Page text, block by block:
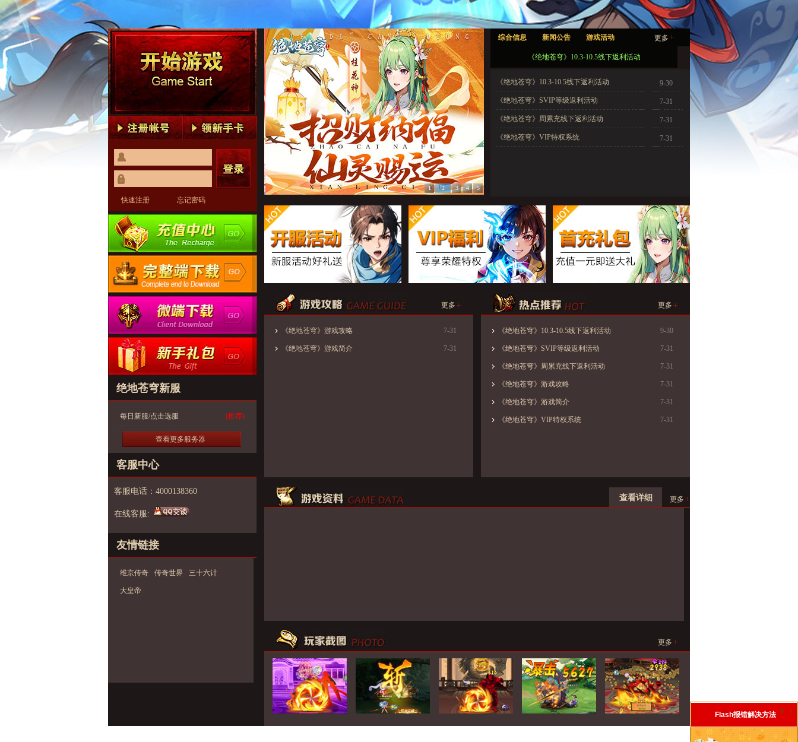
快速注册 忘记密码
绝地苍穹新服
每日新服/点击选服 (推荐)
查看更多服务器
客服中心
客服电话：4000138360
在线客服:
友情链接
维京传奇 传奇世界 三十六计
大皇帝
绝地苍穹1
绝地苍穹1
绝地苍穹2
绝地苍穹2
绝地苍穹3
绝地苍穹3
绝地苍穹4
绝地苍穹4
绝地苍穹5
绝地苍穹5
1 2 3 4 5
综合信息 新闻公告 游戏活动 更多 +
《绝地苍穹》10.3-10.5线下返利活动
《绝地苍穹》10.3-10.5线下返利活动 9-30
《绝地苍穹》SVIP等级返利活动 7-31
《绝地苍穹》周累充线下返利活动 7-31
《绝地苍穹》VIP特权系统 7-31
更多 +
《绝地苍穹》游戏攻略 7-31
《绝地苍穹》游戏简介 7-31
更多 +
《绝地苍穹》10.3-10.5线下返利活动 9-30
《绝地苍穹》SVIP等级返利活动 7-31
《绝地苍穹》周累充线下返利活动 7-31
《绝地苍穹》游戏攻略 7-31
《绝地苍穹》游戏简介 7-31
《绝地苍穹》VIP特权系统 7-31
查看详细 更多 +
更多 +
0 r
Flash报错解决方法